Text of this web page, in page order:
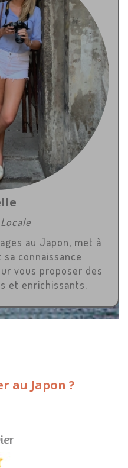
au Japon, met à
connaissance
vous proposer des
et enrichissants.
au Japon ?